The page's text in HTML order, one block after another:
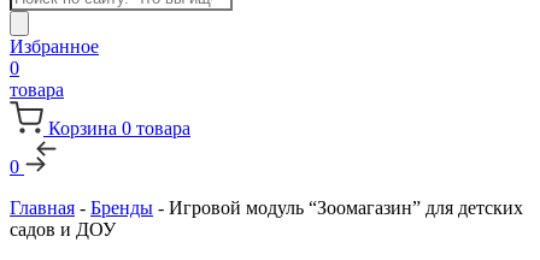
товаров
Избранное
0
товара
Корзина 0 товара
0
Главная - Бренды - Игровой модуль “Зоомагазин” для детских
садов и ДОУ